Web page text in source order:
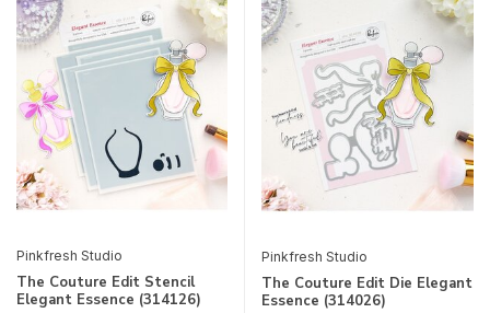
Pinkfresh Studio
The Couture Edit Stencil
Elegant Essence (314126)
Pinkfresh Studio
The Couture Edit Die Elegant
Essence (314026)